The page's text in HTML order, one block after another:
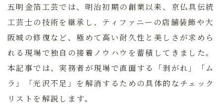
五明金箔工芸では、明治初期の創業以来、京仏具伝統
工芸士の技術を継承し、ティファニーの店舗装飾や大
阪城の修復など、極めて高い耐久性と美しさが求めら
れる現場で独自の接着ノウハウを蓄積してきました。
本記事では、実務者が現場で直面する「剥がれ」「ム
ラ」「光沢不足」を解消するための具体的なチェック
リストを解説します。